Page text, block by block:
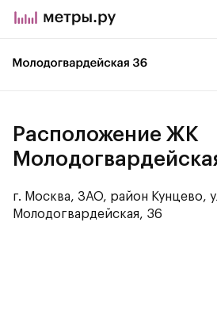
Расположение ЖК
г. Москва, ЗАО, район Кунцево,
Молодогвардейская, 36